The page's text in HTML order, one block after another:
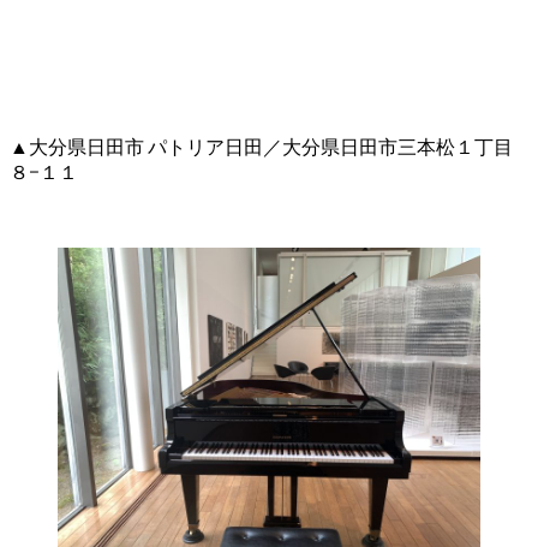
▲大分県日田市 パトリア日田／大分県日田市三本松１丁目
８−１１